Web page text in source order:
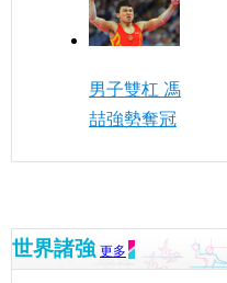
男子雙杠 馮
喆強勢奪冠
世界諸強 更多